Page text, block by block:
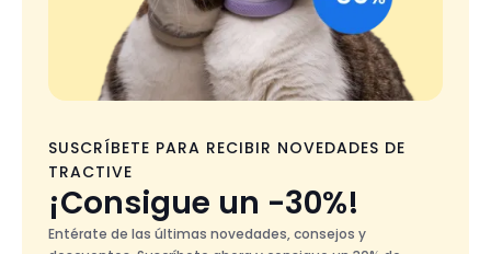
SUSCRÍBETE PARA RECIBIR NOVEDADES DE
TRACTIVE
¡Consigue un -30%!
Entérate de las últimas novedades, consejos y